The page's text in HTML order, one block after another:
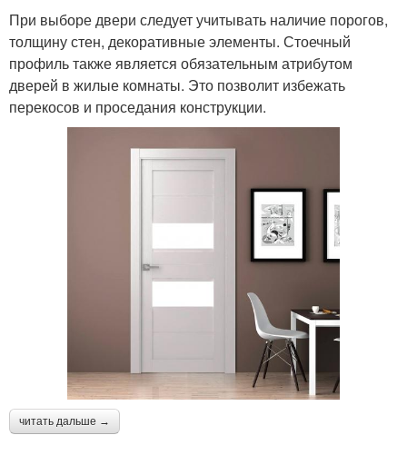
При выборе двери следует учитывать наличие порогов,
толщину стен, декоративные элементы. Стоечный
профиль также является обязательным атрибутом
дверей в жилые комнаты. Это позволит избежать
перекосов и проседания конструкции.
читать дальше →